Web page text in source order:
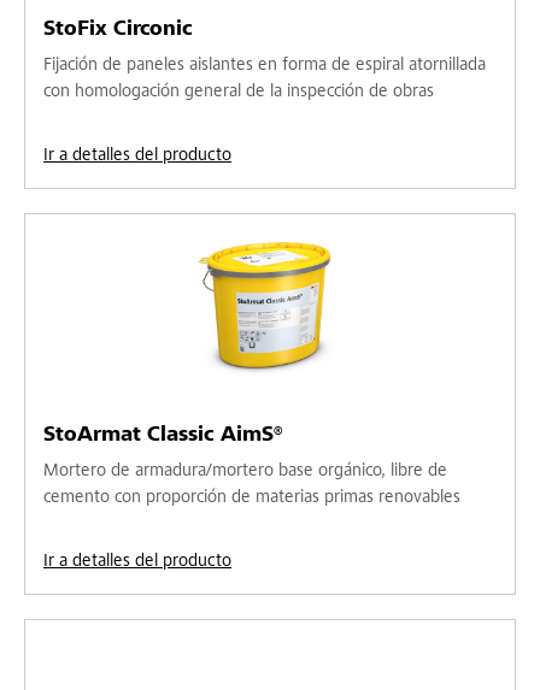
StoFix Circonic
Fijación de paneles aislantes en forma de espiral atornillada
con homologación general de la inspección de obras
Ir a detalles del producto
StoArmat Classic AimS®
Mortero de armadura/mortero base orgánico, libre de
cemento con proporción de materias primas renovables
Ir a detalles del producto